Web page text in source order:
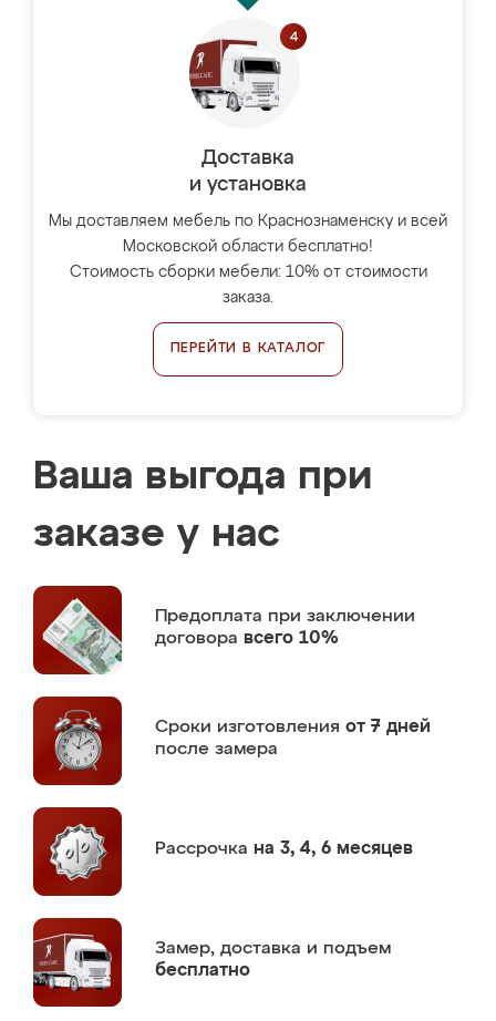
Доставка
и установка
Мы доставляем мебель по Краснознаменску и всей
Московской области бесплатно!
Стоимость сборки мебели: 10% от стоимости
заказа.
ПЕРЕЙТИ В КАТАЛОГ
Ваша выгода при
заказе у нас
Предоплата при заключении
договора всего 10%
Сроки изготовления от 7 дней
после замера
Рассрочка на 3, 4, 6 месяцев
Замер, доставка и подъем
бесплатно